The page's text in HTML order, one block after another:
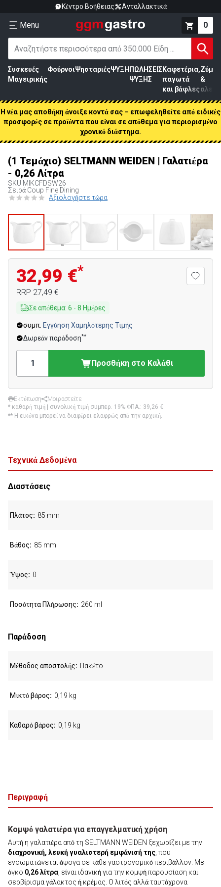
Κέντρο Βοήθειας Ανταλλακτικά
Menu 0
Συσκευές
Μαγειρικής
ΦούρνοιΨησταριέςΨΥΞΗ ΠΩΛΗΣΕΙΣ
ΨΥΞΗΣ
Καφετέρια,
παγωτά
και βάφλες
Ζύμη
&
Η νέα μας αποθήκη άνοιξε κοντά σας – επωφεληθείτε από ειδικές
προσφορές σε προϊόντα που είναι σε απόθεμα για περιορισμένο
χρονικό διάστημα.
(1 Τεμάχιο) SELTMANN WEIDEN | Γαλατιέρα
- 0,26 Λίτρα
SKU MIKCFDSW26
Σειρά Coup Fine Dining
Αξιολογήστε τώρα
32,99 €*
RRP 27,49 €
Σε απόθεμα: 6 - 8 Ημέρες
συμπ. Εγγύηση Χαμηλότερης Τιμής
Δωρεάν παράδοση**
Προσθήκη στο Καλάθι
Εκτύπωση
Μοιραστείτε
* καθαρή τιμή | συνολική τιμή συμπερ. 19% ΦΠΑ.: 39,26 €
** Η εικόνα μπορεί να διαφέρει ελαφρώς από την αρχική.
Περιγραφή
Κομψό γαλατιέρα για επαγγελματική χρήση
Αυτή η γαλατιέρα από τη SELTMANN WEIDEN ξεχωρίζει με την
διαχρονική, λευκή γυαλιστερή εμφάνισή της , που
ενσωματώνεται άψογα σε κάθε γαστρονομικό περιβάλλον. Με
όγκο 0,26 λίτρα , είναι ιδανική για την κομψή παρουσίαση και
σερβίρισμα γάλακτος ή κρέμας. Ο λιτός αλλά ταυτόχρονα
Τεχνικά Δεδομένα
Διαστάσεις
Πλάτος 85 mm
Βάθος 85 mm
Ύψος 0
Ποσότητα Πλήρωσης 260 ml
Παράδοση
Μέθοδος αποστολής Πακέτο
Μικτό βάρος 0,19 kg
Καθαρό βάρος 0,19 kg